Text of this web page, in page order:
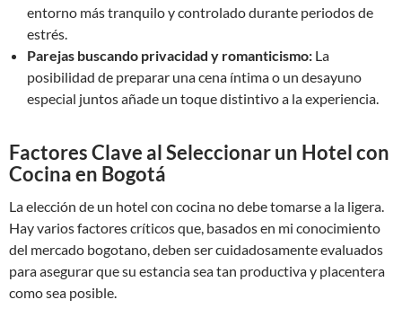
entorno más tranquilo y controlado durante periodos de
estrés.
Parejas buscando privacidad y romanticismo: La
posibilidad de preparar una cena íntima o un desayuno
especial juntos añade un toque distintivo a la experiencia.
Factores Clave al Seleccionar un Hotel con
Cocina en Bogotá
La elección de un hotel con cocina no debe tomarse a la ligera.
Hay varios factores críticos que, basados en mi conocimiento
del mercado bogotano, deben ser cuidadosamente evaluados
para asegurar que su estancia sea tan productiva y placentera
como sea posible.